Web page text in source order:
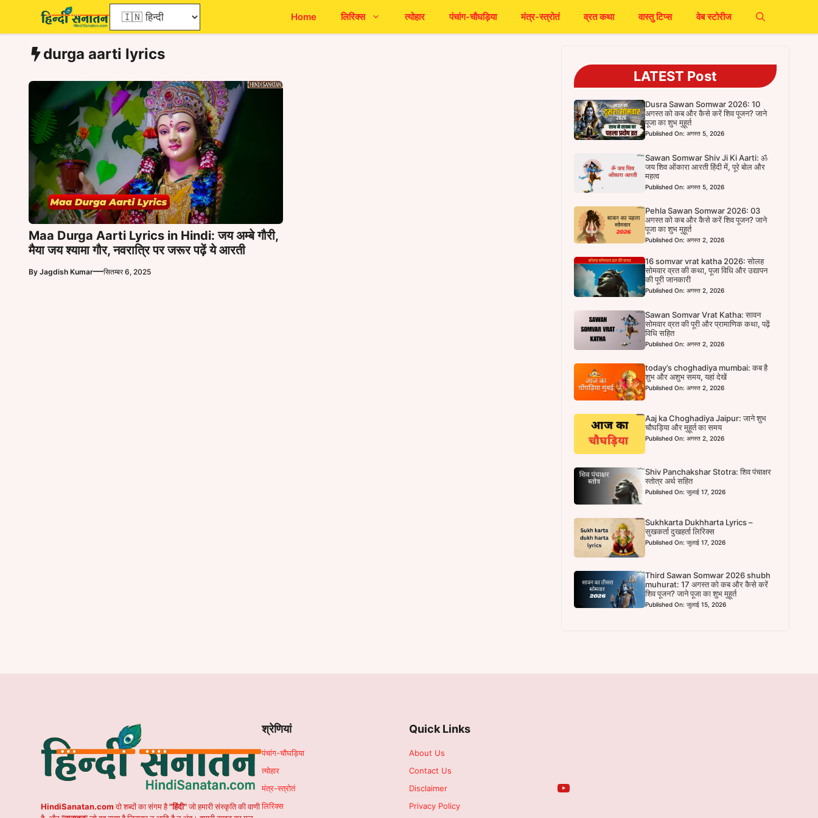
content
Home लिरिक्स त्योहार पंचांग-चौघड़िया मंत्र-स्त्रोतं व्रत कथा वास्तु टिप्स वेब स्टोरीज
durga aarti lyrics
Maa Durga Aarti Lyrics in Hindi: जय अम्बे गौरी,
मैया जय श्यामा गौर, नवरात्रि पर जरूर पढ़ें ये आरती
By Jagdish Kumar—सितम्बर 6, 2025
LATEST Post
Dusra Sawan Somwar 2026: 10
अगस्त को कब और कैसे करें शिव पूजन? जाने
पूजा का शुभ मुहूर्त
Published On: अगस्त 5, 2026
Sawan Somwar Shiv Ji Ki Aarti: ॐ
जय शिव ओंकारा आरती हिंदी में, पूरे बोल और
महत्व
Published On: अगस्त 5, 2026
Pehla Sawan Somwar 2026: 03
अगस्त को कब और कैसे करें शिव पूजन? जाने
पूजा का शुभ मुहूर्त
Published On: अगस्त 2, 2026
16 somvar vrat katha 2026: सोलह
सोमवार व्रत की कथा, पूजा विधि और उद्यापन
की पूरी जानकारी
Published On: अगस्त 2, 2026
Sawan Somvar Vrat Katha: सावन
सोमवार व्रत की पूरी और प्रामाणिक कथा, पढ़ें
विधि सहित
Published On: अगस्त 2, 2026
today’s choghadiya mumbai: कब है
शुभ और अशुभ समय, यहां देखें
Published On: अगस्त 2, 2026
Aaj ka Choghadiya Jaipur: जाने शुभ
चौघड़िया और मुहूर्त का समय
Published On: अगस्त 2, 2026
Shiv Panchakshar Stotra: शिव पंचाक्षर
स्तोत्र अर्थ सहित
Published On: जुलाई 17, 2026
Sukhkarta Dukhharta Lyrics –
सुखकर्ता दुखहर्ता लिरिक्स
Published On: जुलाई 17, 2026
Third Sawan Somwar 2026 shubh
muhurat: 17 अगस्त को कब और कैसे करें
शिव पूजन? जाने पूजा का शुभ मुहूर्त
Published On: जुलाई 15, 2026
HindiSanatan.comदो शब्दों का संगम है"हिंदी"जो हमारी संस्कृति की वाणी
श्रेणियां
पंचांग-चौघड़िया
त्योहार
मंत्र-स्त्रोतं
लिरिक्स
Quick Links
About Us
Contact Us
Disclaimer
Privacy Policy
YouTube